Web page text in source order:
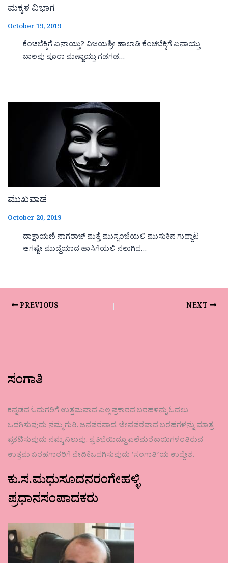
ಮಕ್ಕಳ ವಿಭಾಗ
October 19, 2019
ಕೆಂಚಬೆಕ್ಕಿಗೆ ಏನಾಯ್ತು? ವಿಜಯಶ್ರೀ ಹಾಲಾಡಿ ಕೆಂಚಬೆಕ್ಕಿಗೆ ಏನಾಯ್ತು
ಬಾಲವು ಪೂರಾ ಮಣ್ಣಾಯ್ತು ಗಡಗಡ…
ಮುಖವಾಡ
October 20, 2019
ದಾಕ್ಷಾಯಣಿ ನಾಗರಾಜ್ ಮತ್ತೆ ಮುಸ್ಸಂಜೆಯಲಿ ಮುಸುಕಿನ ಗುದ್ದಾಟ
ಆಗಷ್ಟೇ ಮುದ್ದೆಯಾದ ಹಾಸಿಗೆಯಲಿ ನಲುಗಿದ…
PREVIOUS NEXT
ಸಂಗಾತಿ
ಕನ್ನಡದ ಓದುಗರಿಗೆ ಉತ್ತಮವಾದ ಎಲ್ಲ ಪ್ರಕಾರದ ಬರಹಳನ್ನು ಓದಲು
ಒದಗಿಸುವುದು ನಮ್ಮ ಗುರಿ. ಜನಪರವಾದ, ಜೀವಪರವಾದ ಬರಹಗಳನ್ನು ಮಾತ್ರ
ಪ್ರಕಟಿಸುವುದು ನಮ್ಮ ನಿಲುವು. ಪ್ರತಿಭೆಯಿದ್ದೂ ಎಲೆಮರೆಕಾಯಿಗಳಂತಿರುವ
ಉತ್ತಮ ಬರಹಗಾರರಿಗೆ ವೇದಿಕೆಒದಗಿಸುವುದು ʼಸಂಗಾತಿʼಯ ಉದ್ದೇಶ.
ಕು.ಸ.ಮಧುಸೂದನರಂಗೇಹಳ್ಳಿ
ಪ್ರಧಾನಸಂಪಾದಕರು